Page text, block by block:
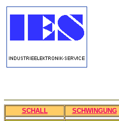
SCHALL SCHWINGUNG